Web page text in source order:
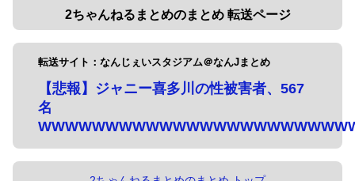
2ちゃんねるまとめのまとめ 転送ページ
転送サイト：なんじぇいスタジアム＠なんJまとめ
【悲報】ジャニー喜多川の性被害者、567
名